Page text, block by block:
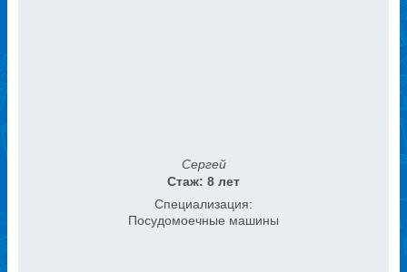
Сергей
Стаж: 8 лет
Специализация:
Посудомоечные машины